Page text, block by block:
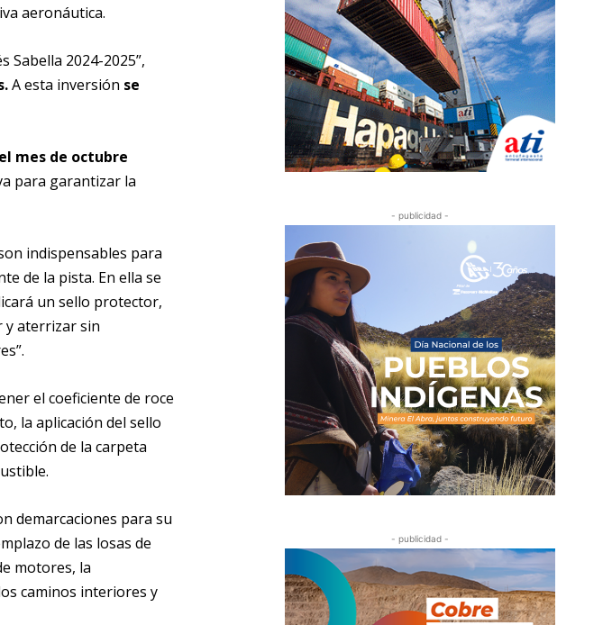
aeronáutica.
2024-2025”,
A esta inversión se
mes de octubre
para garantizar la
indispensables para
de la pista. En ella se
un sello protector,
y aterrizar sin
el coeficiente de roce
la aplicación del sello
de la carpeta
demarcaciones para su
de las losas de
motores, la
caminos interiores y
- publicidad -
- publicidad -